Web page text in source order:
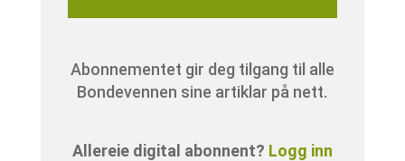
Abonnementet gir deg tilgang til alle
Bondevennen sine artiklar på nett.
Allereie digital abonnent? Logg inn